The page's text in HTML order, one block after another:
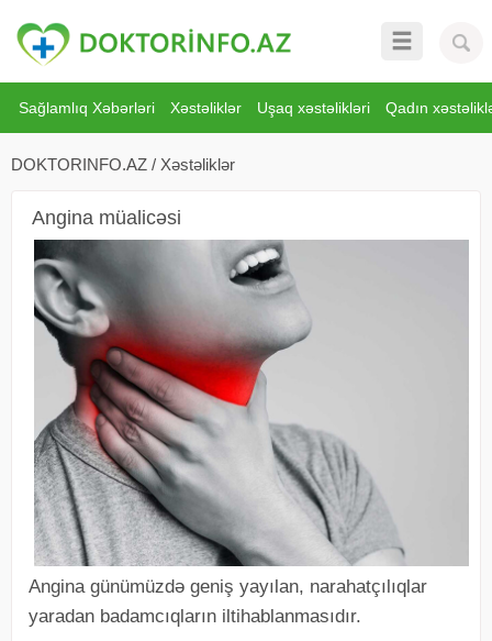
Sağlamlıq Xəbərləri Xəstəliklər Uşaq xəstəlikləri Qadın
DOKTORINFO.AZ / Xəstəliklər
Angina müalicəsi
Angina günümüzdə geniş yayılan, narahatçılıqlar
yaradan badamcıqların iltihablanmasıdır.